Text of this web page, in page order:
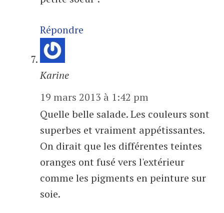
Répondre
Karine
19 mars 2013 à 1:42 pm
Quelle belle salade. Les couleurs sont
superbes et vraiment appétissantes.
On dirait que les différentes teintes
oranges ont fusé vers l'extérieur
comme les pigments en peinture sur
soie.